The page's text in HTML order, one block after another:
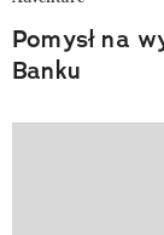
Pomysł na
Banku